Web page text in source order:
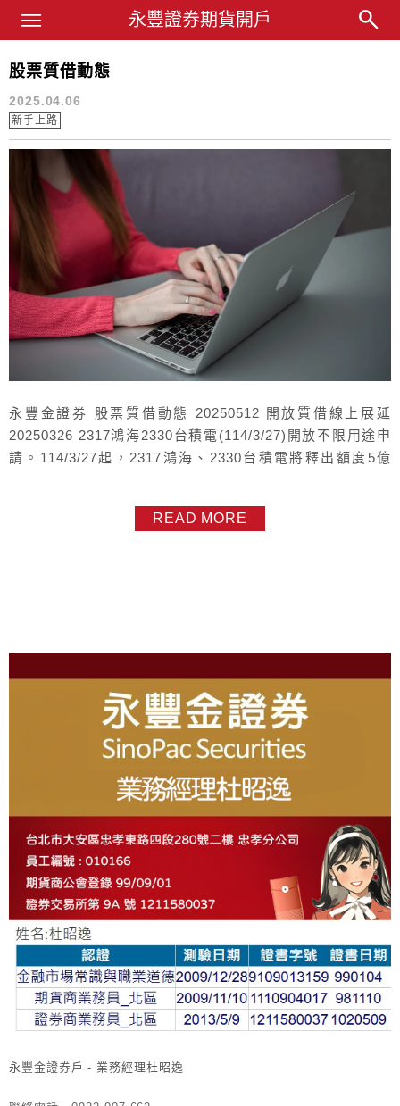
永豐業務經理杜昭逸Blog
永豐證券期貨開戶
Main Menu
質借利率
股票質借動態
2025.04.06
新手上路
永豐金證券 股票質借動態 20250512 開放質借線上展延
20250326 2317鴻海2330台積電(114/3/27)開放不限用途申
請。114/3/27起，2317鴻海、2330台積電將釋出額度5億
元大台灣500056 元大高股息006208 富邦台50006...
READ MORE
永豐金證券戶 - 業務經理杜昭逸